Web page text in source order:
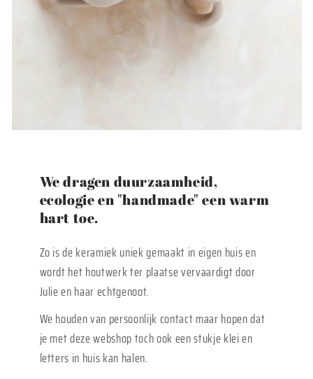
We dragen duurzaamheid,
ecologie en "handmade" een warm
hart toe.
Zo is de keramiek uniek gemaakt in eigen huis en
wordt het houtwerk ter plaatse vervaardigt door
Julie en haar echtgenoot.
We houden van persoonlijk contact maar hopen dat
je met deze webshop toch ook een stukje klei en
letters in huis kan halen.